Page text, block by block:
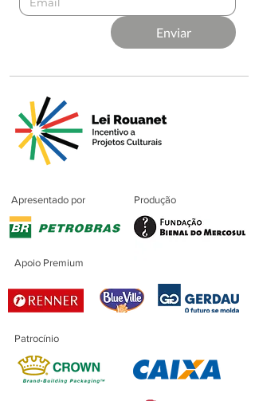
Enviar
Apresentado por Produção
Apoio Premium
Patrocínio